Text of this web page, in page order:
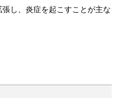
し、炎症を起こすことが主な